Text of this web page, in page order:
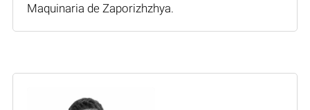
Maquinaria de Zaporizhzhya.